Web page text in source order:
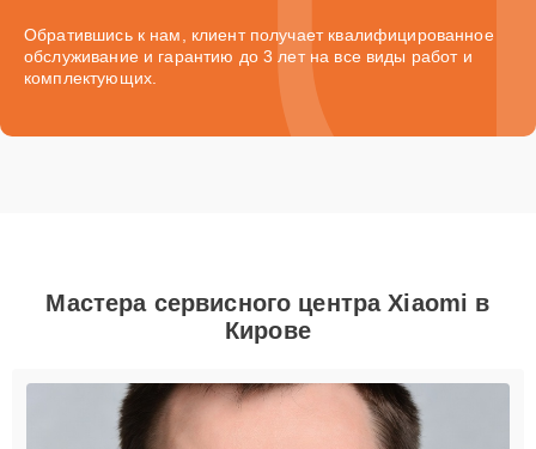
Обратившись к нам, клиент получает квалифицированное
обслуживание и гарантию до 3 лет на все виды работ и
комплектующих.
Мастера сервисного центра Xiaomi в
Кирове